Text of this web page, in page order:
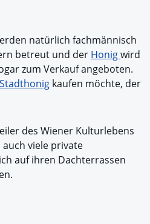
natürlich fachmännisch
betreut und der Honigwird
zum Verkauf angeboten.
kaufen möchte, der
des Wiener Kulturlebens
viele private
auf ihren Dachterrassen